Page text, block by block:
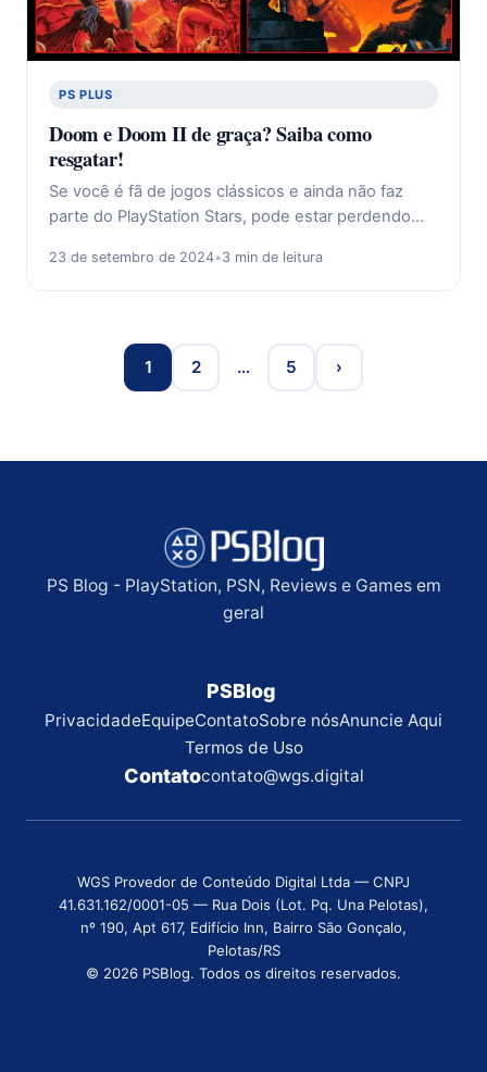
PS PLUS
Doom e Doom II de graça? Saiba como
resgatar!
Se você é fã de jogos clássicos e ainda não faz
parte do PlayStation Stars, pode estar perdendo…
23 de setembro de 2024•3 min de leitura
1 2 … 5 ›
PS Blog - PlayStation, PSN, Reviews e Games em
geral
PSBlog
PrivacidadeEquipeContatoSobre nósAnuncie Aqui
Termos de Uso
Contatocontato@wgs.digital
WGS Provedor de Conteúdo Digital Ltda — CNPJ
41.631.162/0001-05 — Rua Dois (Lot. Pq. Una Pelotas),
nº 190, Apt 617, Edifício Inn, Bairro São Gonçalo,
Pelotas/RS
© 2026 PSBlog. Todos os direitos reservados.